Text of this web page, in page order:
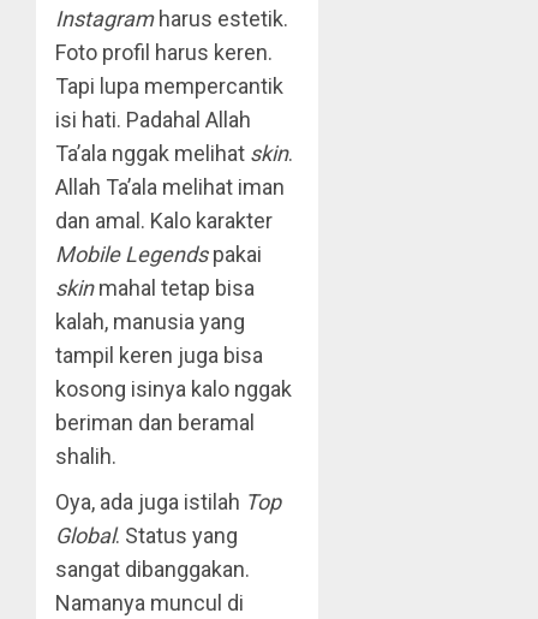
Instagramharus estetik.
Foto profil harus keren.
Tapi lupa mempercantik
isi hati. Padahal Allah
Ta’ala nggak melihat skin.
Allah Ta’ala melihat iman
dan amal. Kalo karakter
Mobile Legendspakai
skinmahal tetap bisa
kalah, manusia yang
tampil keren juga bisa
kosong isinya kalo nggak
beriman dan beramal
shalih.
Oya, ada juga istilah Top
Global. Status yang
sangat dibanggakan.
Namanya muncul di